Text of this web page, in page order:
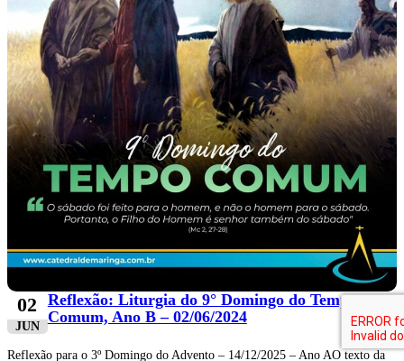
02
JUN
Reflexão: Liturgia do 9° Domingo do Tempo
Comum, Ano B – 02/06/2024
Reflexão para o 3º Domingo do Advento – 14/12/2025 – Ano AO texto da